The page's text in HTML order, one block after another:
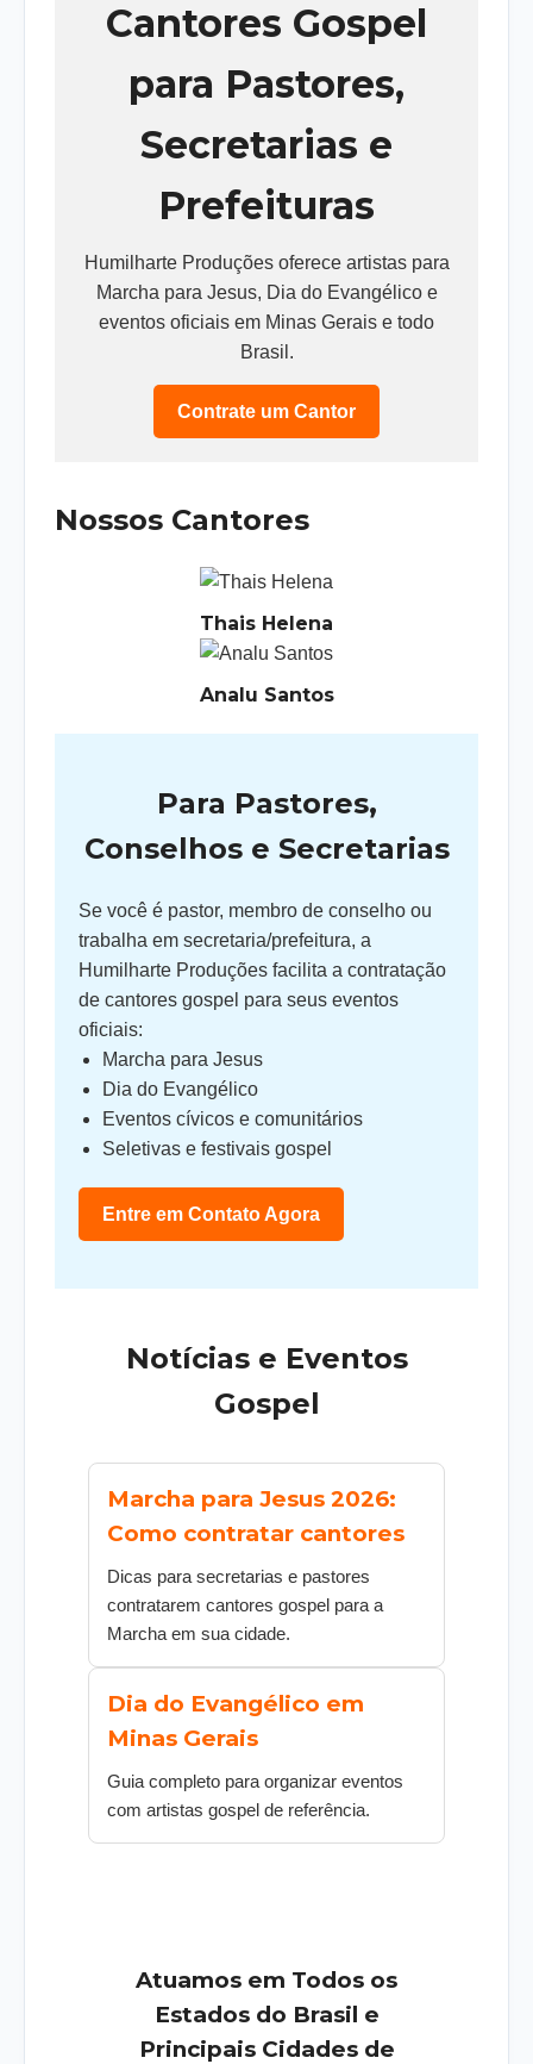
Cantores Gospel
para Pastores,
Secretarias e
Prefeituras
Humilharte Produções oferece artistas para
Marcha para Jesus, Dia do Evangélico e
eventos oficiais em Minas Gerais e todo
Brasil.
Contrate um Cantor
Nossos Cantores
Thais Helena
Analu Santos
Para Pastores,
Conselhos e Secretarias
Se você é pastor, membro de conselho ou
trabalha em secretaria/prefeitura, a
Humilharte Produções facilita a contratação
de cantores gospel para seus eventos
oficiais:
Marcha para Jesus
Dia do Evangélico
Eventos cívicos e comunitários
Seletivas e festivais gospel
Entre em Contato Agora
Notícias e Eventos
Gospel
Marcha para Jesus 2026:
Como contratar cantores
Dicas para secretarias e pastores
contratarem cantores gospel para a
Marcha em sua cidade.
Dia do Evangélico em
Minas Gerais
Guia completo para organizar eventos
com artistas gospel de referência.
Atuamos em Todos os
Estados do Brasil e
Principais Cidades de